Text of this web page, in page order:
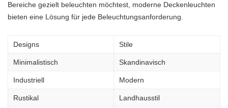
Bereiche gezielt beleuchten möchtest, moderne Deckenleuchten
bieten eine Lösung für jede Beleuchtungsanforderung.
Designs Stile
Minimalistisch Skandinavisch
Industriell Modern
Rustikal Landhausstil